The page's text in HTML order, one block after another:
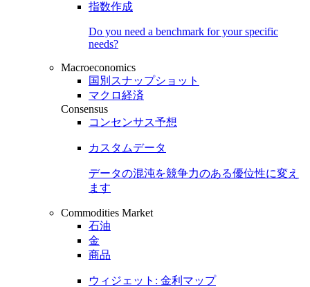
指数作成
Do you need a benchmark for your specific
needs?
Macroeconomics
国別スナップショット
マクロ経済
Consensus
コンセンサス予想
カスタムデータ
データの混沌を競争力のある優位性に変え
ます
Commodities Market
石油
金
商品
ウィジェット: 金利マップ